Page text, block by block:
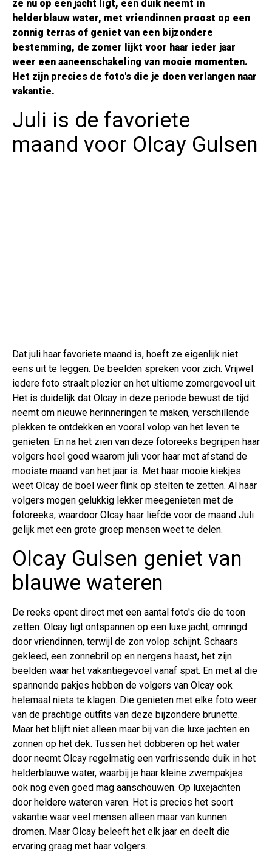
ze nu op een jacht ligt, een duik neemt in
helderblauw water, met vriendinnen proost op een
zonnig terras of geniet van een bijzondere
bestemming, de zomer lijkt voor haar ieder jaar
weer een aaneenschakeling van mooie momenten.
Het zijn precies de foto's die je doen verlangen naar
vakantie.
Juli is de favoriete
maand voor Olcay Gulsen
Dat juli haar favoriete maand is, hoeft ze eigenlijk niet
eens uit te leggen. De beelden spreken voor zich. Vrijwel
iedere foto straalt plezier en het ultieme zomergevoel uit.
Het is duidelijk dat Olcay in deze periode bewust de tijd
neemt om nieuwe herinneringen te maken, verschillende
plekken te ontdekken en vooral volop van het leven te
genieten. En na het zien van deze fotoreeks begrijpen haar
volgers heel goed waarom juli voor haar met afstand de
mooiste maand van het jaar is. Met haar mooie kiekjes
weet Olcay de boel weer flink op stelten te zetten. Al haar
volgers mogen gelukkig lekker meegenieten met de
fotoreeks, waardoor Olcay haar liefde voor de maand Juli
gelijk met een grote groep mensen weet te delen.
Olcay Gulsen geniet van
blauwe wateren
De reeks opent direct met een aantal foto's die de toon
zetten. Olcay ligt ontspannen op een luxe jacht, omringd
door vriendinnen, terwijl de zon volop schijnt. Schaars
gekleed, een zonnebril op en nergens haast, het zijn
beelden waar het vakantiegevoel vanaf spat. En met al die
spannende pakjes hebben de volgers van Olcay ook
helemaal niets te klagen. Die genieten met elke foto weer
van de prachtige outfits van deze bijzondere brunette.
Maar het blijft niet alleen maar bij van die luxe jachten en
zonnen op het dek. Tussen het dobberen op het water
door neemt Olcay regelmatig een verfrissende duik in het
helderblauwe water, waarbij je haar kleine zwempakjes
ook nog even goed mag aanschouwen. Op luxejachten
door heldere wateren varen. Het is precies het soort
vakantie waar veel mensen alleen maar van kunnen
dromen. Maar Olcay beleeft het elk jaar en deelt die
ervaring graag met haar volgers.